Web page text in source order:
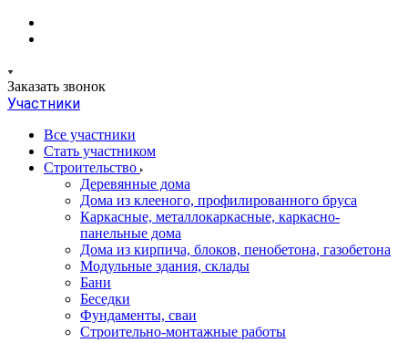
Заказать звонок
Участники
Все участники
Стать участником
Строительство
Деревянные дома
Дома из клееного, профилированного бруса
Каркасные, металлокаркасные, каркасно-
панельные дома
Дома из кирпича, блоков, пенобетона, газобетона
Модульные здания, склады
Бани
Беседки
Фундаменты, сваи
Строительно-монтажные работы